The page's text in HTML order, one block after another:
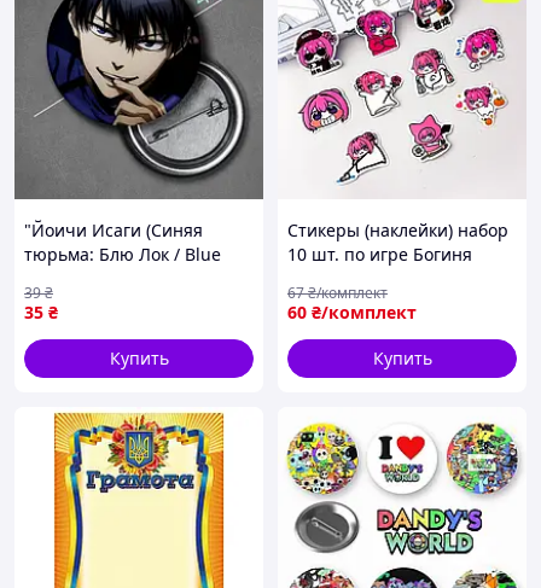
"Йоичи Исаги (Синяя
тюрьма: Блю Лок / Blue
булавке Ø44 мм
35 ₴
39₴
Купить
Стикеры (наклейки) набор
10 шт. по игре Богиня
Victory: NIKKE
60 ₴/комплект
67₴/комплект
Купить